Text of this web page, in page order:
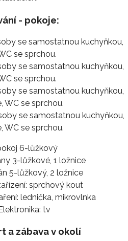
- pokoje:
se samostatnou kuchyňkou,
se sprchou.
se samostatnou kuchyňkou,
se sprchou.
se samostatnou kuchyňkou,
WC se sprchou.
se samostatnou kuchyňkou,
WC se sprchou.
6-lůžkový
3-lůžkové, 1 ložnice
5-lůžkový, 2 ložnice
sprchový kout
lednička, mikrovlnka
tv
a zábava v okolí